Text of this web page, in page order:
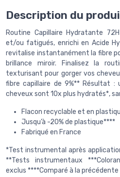
Description du
Routine Capillaire Hydratante
et/ou fatigués, enrichi en Acide
revitalise instantanément la fibre
brillance miroir. Finalisez la
texturisant pour gorger vos
fibre capillaire de 9%** Résultat :
cheveux sont 10x plus hydratés*,
Flacon recyclable et en
Jusqu’à -20% de plastique****
Fabriqué en France
*Test instrumental après
**Tests instrumentaux
exclus ****Comparé à la